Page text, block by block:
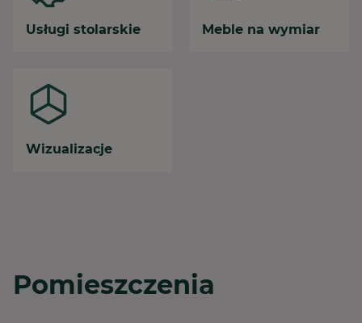
Usługi stolarskie Meble na wymiar
Wizualizacje
Pomieszczenia